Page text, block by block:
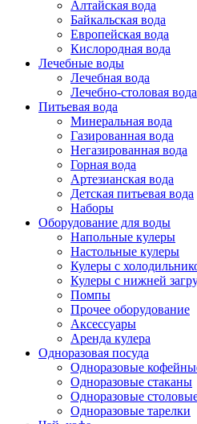
Алтайская вода
Байкальская вода
Европейская вода
Кислородная вода
Лечебные воды
Лечебная вода
Лечебно-столовая вода
Питьевая вода
Минеральная вода
Газированная вода
Негазированная вода
Горная вода
Артезианская вода
Детская питьевая вода
Наборы
Оборудование для воды
Напольные кулеры
Настольные кулеры
Кулеры с
Кулеры с нижней
Помпы
Прочее оборудование
Аксессуары
Аренда кулера
Одноразовая посуда
Одноразовые
Одноразовые стаканы
Одноразовые
Одноразовые тарелки